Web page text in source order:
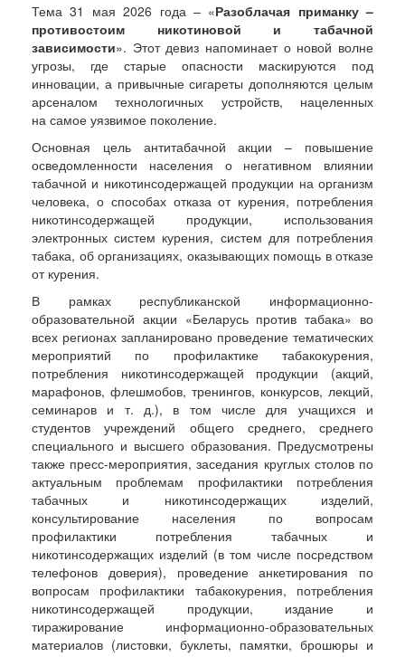
Тема 31 мая 2026 года – «Разоблачая приманку –
противостоим никотиновой и табачной
зависимости». Этот девиз напоминает о новой волне
угрозы, где старые опасности маскируются под
инновации, а привычные сигареты дополняются целым
арсеналом технологичных устройств, нацеленных
на самое уязвимое поколение.
Основная цель антитабачной акции – повышение
осведомленности населения о негативном влиянии
табачной и никотинсодержащей продукции на организм
человека, о способах отказа от курения, потребления
никотинсодержащей продукции, использования
электронных систем курения, систем для потребления
табака, об организациях, оказывающих помощь в отказе
от курения.
В рамках республиканской информационно-
образовательной акции «Беларусь против табака» во
всех регионах запланировано проведение тематических
мероприятий по профилактике табакокурения,
потребления никотинсодержащей продукции (акций,
марафонов, флешмобов, тренингов, конкурсов, лекций,
семинаров и т. д.), в том числе для учащихся и
студентов учреждений общего среднего, среднего
специального и высшего образования. Предусмотрены
также пресс-мероприятия, заседания круглых столов по
актуальным проблемам профилактики потребления
табачных и никотинсодержащих изделий,
консультирование населения по вопросам
профилактики потребления табачных и
никотинсодержащих изделий (в том числе посредством
телефонов доверия), проведение анкетирования по
вопросам профилактики табакокурения, потребления
никотинсодержащей продукции, издание и
тиражирование информационно-образовательных
материалов (листовки, буклеты, памятки, брошюры и